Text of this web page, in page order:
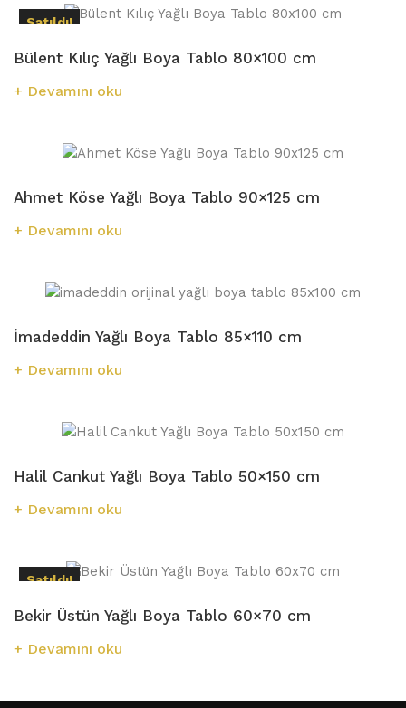
Satıldı!
Bülent Kılıç Yağlı Boya Tablo 80×100 cm
Devamını oku
Ahmet Köse Yağlı Boya Tablo 90×125 cm
Devamını oku
İmadeddin Yağlı Boya Tablo 85×110 cm
Devamını oku
Halil Cankut Yağlı Boya Tablo 50×150 cm
Devamını oku
Satıldı!
Bekir Üstün Yağlı Boya Tablo 60×70 cm
Devamını oku